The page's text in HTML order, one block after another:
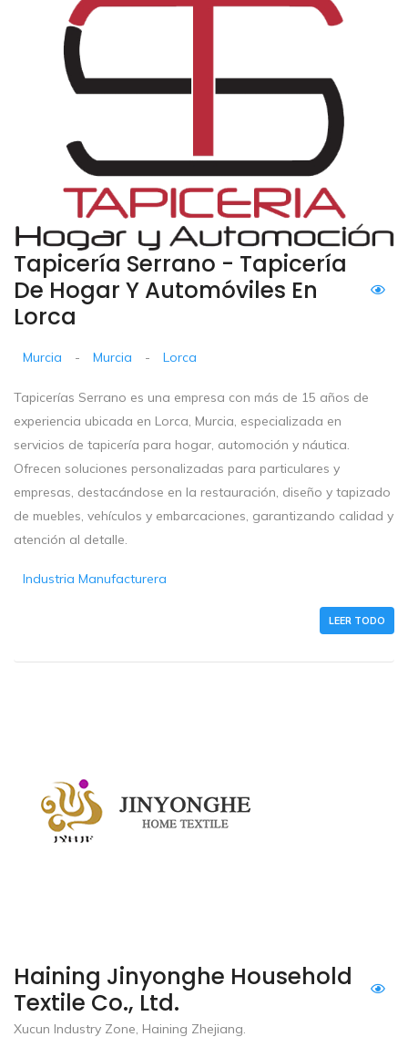
Tapicería Serrano - Tapicería
De Hogar Y Automóviles En
Lorca
Murcia - Murcia - Lorca
Tapicerías Serrano es una empresa con más de 15 años de
experiencia ubicada en Lorca, Murcia, especializada en
servicios de tapicería para hogar, automoción y náutica.
Ofrecen soluciones personalizadas para particulares y
empresas, destacándose en la restauración, diseño y tapizado
de muebles, vehículos y embarcaciones, garantizando calidad y
atención al detalle.
Industria Manufacturera
LEER TODO
Haining Jinyonghe Household
Textile Co., Ltd.
Xucun Industry Zone, Haining Zhejiang.